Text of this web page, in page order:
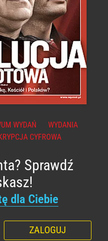
WYDAŃ
WYDANIA
CYFROWA
Sprawdź
dla Ciebie
ZALOGUJ